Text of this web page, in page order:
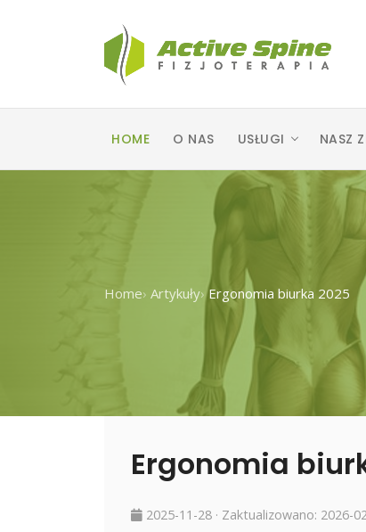
HOME O NAS USŁUGI NASZ
Home› Artykuły›Ergonomia biurka 2025
Ergonomia
2025-11-28 · Zaktualizowano: 2026-